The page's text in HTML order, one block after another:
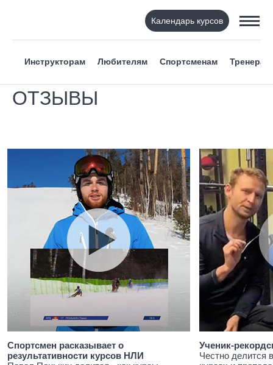
Календарь курсов
Инструкторам Любителям Спортсменам Тренерам
ОТЗЫВЫ
Спортсмен расказывает о
результативности курсов НЛИ
Ученик-
Честно делится